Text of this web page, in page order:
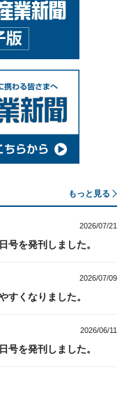
もっと見る
2026/07/21
号を発刊しました。
2026/07/09
すくなりました。
2026/06/11
号を発刊しました。